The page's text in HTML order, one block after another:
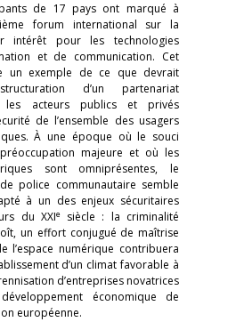
de 17 pays ont marqué à
forum international sur la
intérêt pour les technologies
et de communication. Cet
un exemple de ce que devrait
d’un partenariat
les acteurs publics et privés
de l’ensemble des usagers
À une époque où le souci
majeure et où les
sont omniprésentes, le
police communautaire semble
à un des enjeux sécuritaires
du XXIesiècle : la criminalité
un effort conjugué de maîtrise
l’espace numérique contribuera
d’un climat favorable à
d’entreprises novatrices
économique de
européenne.